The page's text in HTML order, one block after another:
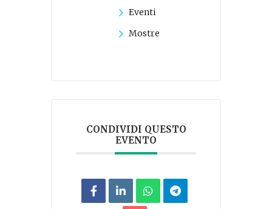
Eventi
Mostre
CONDIVIDI QUESTO
EVENTO